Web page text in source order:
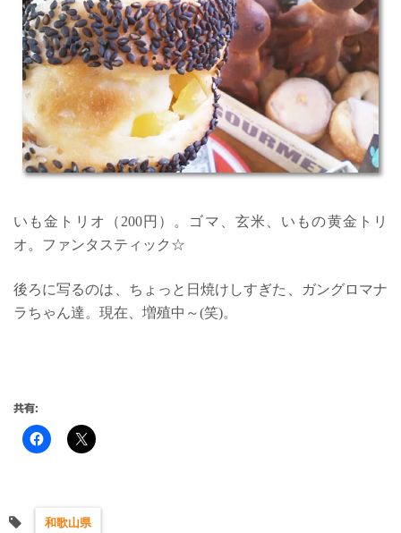
いも金トリオ（200円）。ゴマ、玄米、いもの黄金トリ
オ。ファンタスティック☆
後ろに写るのは、ちょっと日焼けしすぎた、ガングロマナ
ラちゃん達。現在、増殖中～(笑)。
共有:
和歌山県